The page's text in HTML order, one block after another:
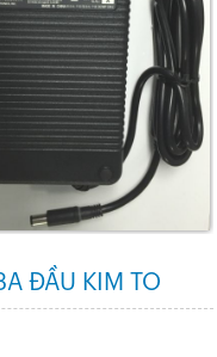
ĐẦU KIM TO